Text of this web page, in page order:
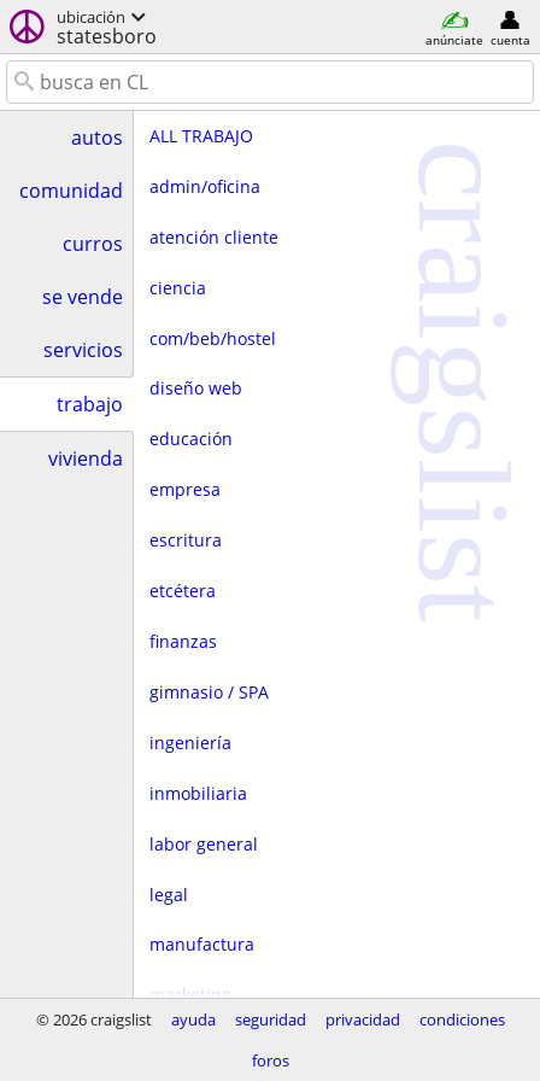
ubicación
statesboro anúnciate cuenta
autos
comunidad
curros
se vende
servicios
trabajo
vivienda
ALL TRABAJO
admin/oficina
atención cliente
ciencia
com/beb/hostel
diseño web
educación
empresa
escritura
etcétera
finanzas
gimnasio / SPA
ingeniería
inmobiliaria
labor general
legal
manufactura
marketing
craigslist
© 2026 craigslist ayuda seguridad privacidad
condiciones
foros